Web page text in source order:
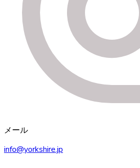
メール
info@yorkshire.jp